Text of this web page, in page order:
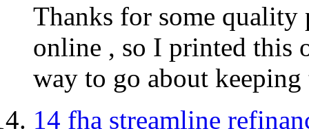
Thanks for some
online , so I printed this
way to go about
14 fha streamline